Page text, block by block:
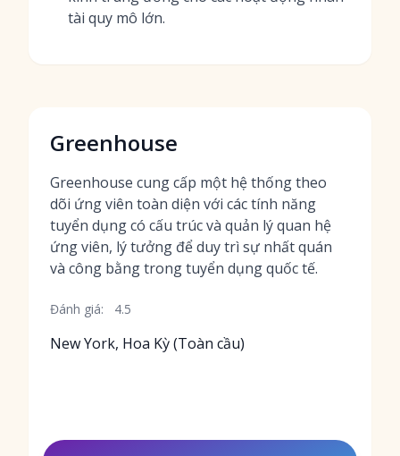
tài quy mô lớn.
Greenhouse
Greenhouse cung cấp một hệ thống theo
dõi ứng viên toàn diện với các tính năng
tuyển dụng có cấu trúc và quản lý quan hệ
ứng viên, lý tưởng để duy trì sự nhất quán
và công bằng trong tuyển dụng quốc tế.
Đánh giá: 4.5
New York, Hoa Kỳ (Toàn cầu)